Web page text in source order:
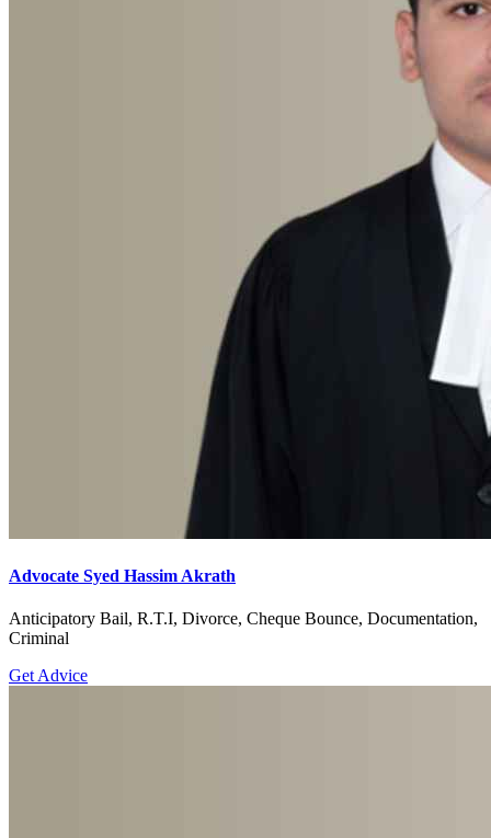
Advocate Syed Hassim Akrath
Anticipatory Bail, R.T.I, Divorce, Cheque Bounce, Documentation,
Criminal
Get Advice